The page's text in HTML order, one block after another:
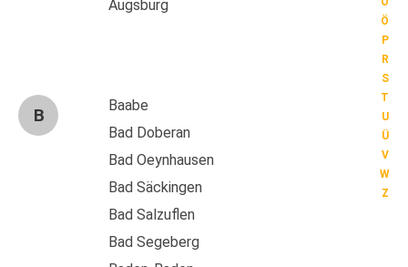
Ö
P
R
S
T
U
Ü
V
W
Z
Augsburg
B
Baabe
Bad Doberan
Bad Oeynhausen
Bad Säckingen
Bad Salzuflen
Bad Segeberg